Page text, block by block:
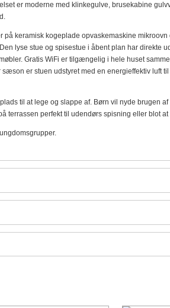
er moderne med klinkegulve, brusekabine
på keramisk kogeplade opvaskemaskine
lyse stue og spisestue i åbent plan har direkte
Gratis WiFi er tilgængelig i hele huset
er stuen udstyret med en energieffektiv luft
til at lege og slappe af. Børn vil nyde brugen
terrassen perfekt til udendørs spisning eller blot